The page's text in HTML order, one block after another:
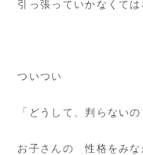
引っ張っていかなくて
ついつい
「どうして、判らない
お子さんの 性格をみな